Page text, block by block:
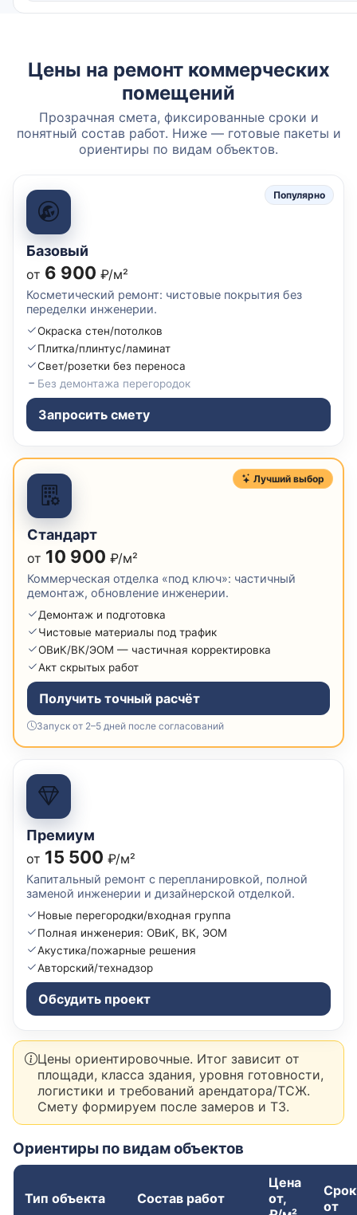
Цены на ремонт коммерческих
помещений
Прозрачная смета, фиксированные сроки и
понятный состав работ. Ниже — готовые пакеты и
ориентиры по видам объектов.
Популярно
Базовый
от 6 900 ₽/м²
Косметический ремонт: чистовые покрытия без
переделки инженерии.
Окраска стен/потолков
Плитка/плинтус/ламинат
Свет/розетки без переноса
Без демонтажа перегородок
Запросить смету
Лучший выбор
Стандарт
от 10 900 ₽/м²
Коммерческая отделка «под ключ»: частичный
демонтаж, обновление инженерии.
Демонтаж и подготовка
Чистовые материалы под трафик
ОВиК/ВК/ЭОМ — частичная корректировка
Акт скрытых работ
Получить точный расчёт
Запуск от 2–5 дней после согласований
Премиум
от 15 500 ₽/м²
Капитальный ремонт с перепланировкой, полной
заменой инженерии и дизайнерской отделкой.
Новые перегородки/входная группа
Полная инженерия: ОВиК, ВК, ЭОМ
Акустика/пожарные решения
Авторский/технадзор
Обсудить проект
Цены ориентировочные. Итог зависит от
площади, класса здания, уровня готовности,
логистики и требований арендатора/ТСЖ.
Смету формируем после замеров и ТЗ.
Ориентиры по видам объектов
Тип объекта Состав работ
Цена
от,
от